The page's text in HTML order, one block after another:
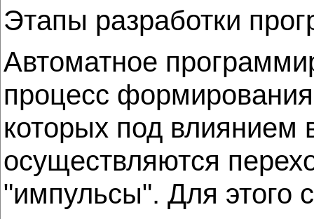
Этапы разработки
Автоматное
процесс
которых под влиянием
осуществляются
"импульсы". Для этого